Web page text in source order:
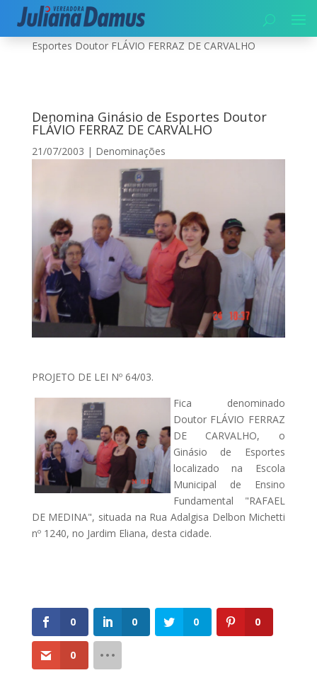
Início|Denominações|
Esportes Doutor FLÁVIO FERRAZ DE CARVALHO
Denomina Ginásio de Esportes Doutor
FLÁVIO FERRAZ DE CARVALHO
21/07/2003 | Denominações
PROJETO DE LEI Nº 64/03.
Fica denominado
Doutor FLÁVIO FERRAZ
DE CARVALHO, o
Ginásio de Esportes
localizado na Escola
Municipal de Ensino
Fundamental "RAFAEL
DE MEDINA", situada na Rua Adalgisa Delbon Michetti
nº 1240, no Jardim Eliana, desta cidade.
0 0 0 0
0